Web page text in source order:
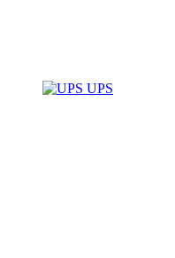
UPS